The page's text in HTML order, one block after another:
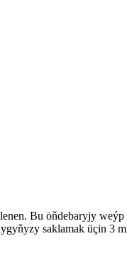
Bu öňdebaryjy
saklamak üçin 3